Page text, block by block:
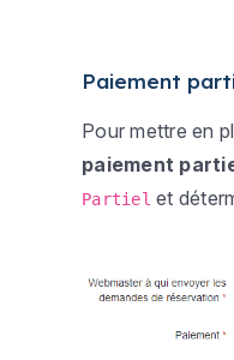
Paiement
Pour mettre en
paiement
Partiel et